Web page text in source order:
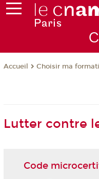
Accueil Choisir ma
Lutter contre
Code